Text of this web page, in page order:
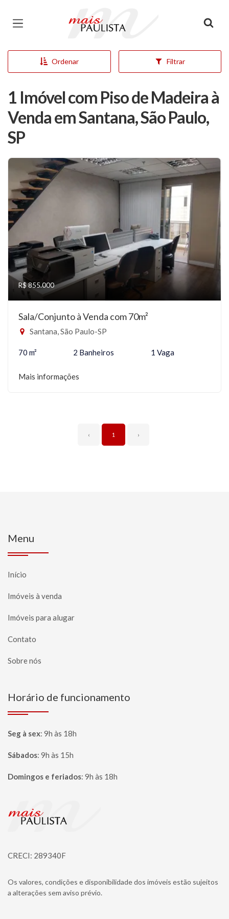
Página inicial
Ordenar Filtrar
1 Imóvel com Piso de Madeira à
Venda em Santana, São Paulo,
SP
R$ 855.000
Sala/Conjunto à Venda com 70m²
Santana, São Paulo-SP
70 m² 2 Banheiros 1 Vaga
Mais informações
‹ 1 ›
Menu
Início
Imóveis à venda
Imóveis para alugar
Contato
Sobre nós
Horário de funcionamento
Seg à sex: 9h às 18h
Sábados: 9h às 15h
Domingos e feriados: 9h às 18h
Página inicial
CRECI: 289340F
Os valores, condições e disponibilidade dos imóveis estão sujeitos
a alterações sem aviso prévio.